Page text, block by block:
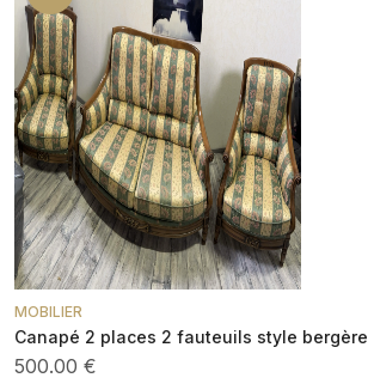
MOBILIER
Canapé 2 places 2 fauteuils style bergère
500.00 €